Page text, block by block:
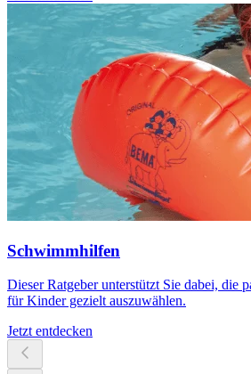
Schwimmhilfen
Dieser Ratgeber unterstützt Sie dabei, die
für Kinder gezielt auszuwählen.
Jetzt entdecken